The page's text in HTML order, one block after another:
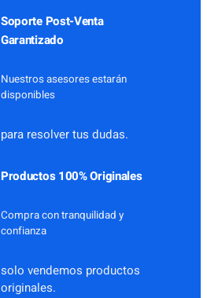
Soporte Post-Venta
Garantizado
Nuestros asesores estarán
disponibles
para resolver tus dudas.
Productos 100% Originales
Compra con tranquilidad y
confianza
solo vendemos productos
originales.